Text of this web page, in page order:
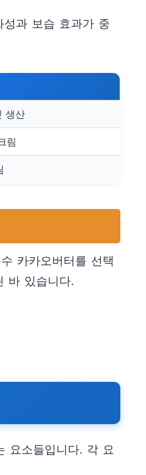
과 보습 효과가 중
생산
림
카카오버터를 선택
바 있습니다.
요소들입니다. 각 요